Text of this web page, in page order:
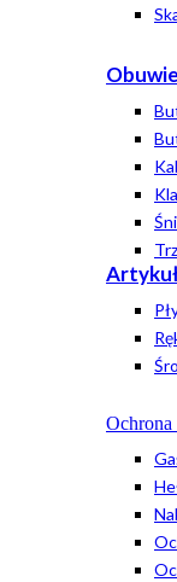
Obuwie
Ochrona